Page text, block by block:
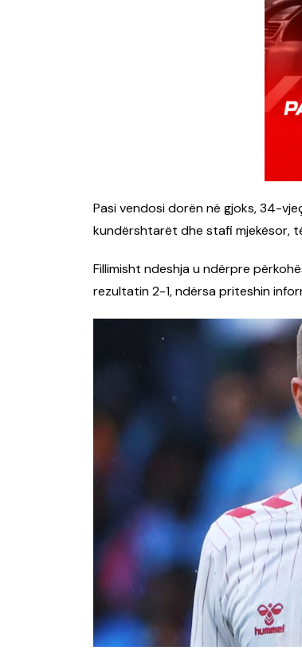
Pasi vendosi dorën në gjoks, 34-
kundërshtarët dhe stafi mjekësor,
Fillimisht ndeshja u ndërpre
rezultatin 2-1, ndërsa priteshin